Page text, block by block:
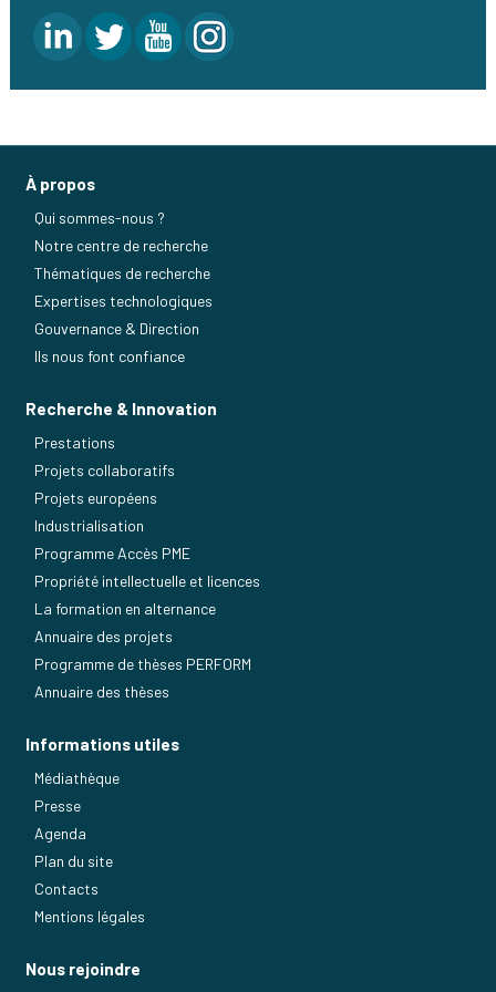
À propos
Qui sommes-nous ?
Notre centre de recherche
Thématiques de recherche
Expertises technologiques
Gouvernance & Direction
Ils nous font confiance
Recherche & Innovation
Prestations
Projets collaboratifs
Projets européens
Industrialisation
Programme Accès PME
Propriété intellectuelle et licences
La formation en alternance
Annuaire des projets
Programme de thèses PERFORM
Annuaire des thèses
Informations utiles
Médiathèque
Presse
Agenda
Plan du site
Contacts
Mentions légales
Nous rejoindre